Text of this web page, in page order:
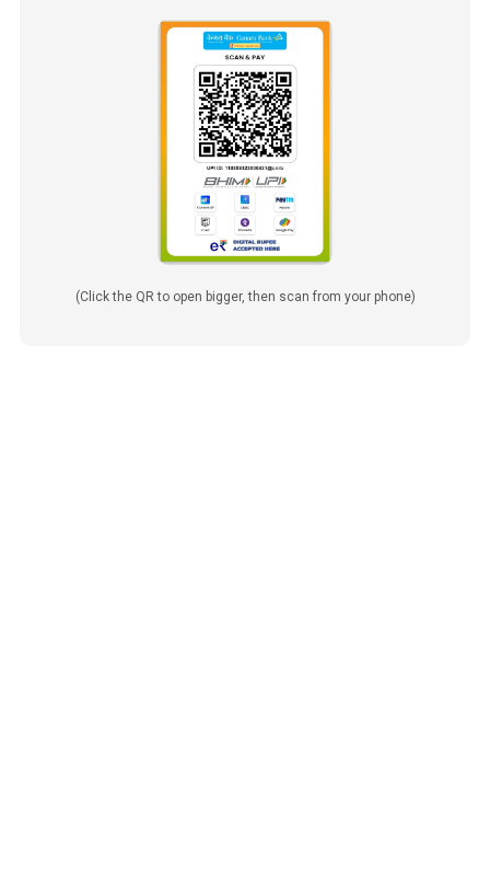
(Click the QR to open bigger, then scan from your phone)